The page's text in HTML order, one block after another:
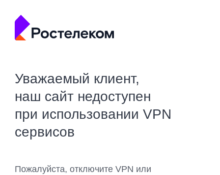
Уважаемый клиент,
наш сайт недоступен
при использовании VPN
сервисов
Пожалуйста, отключите VPN или